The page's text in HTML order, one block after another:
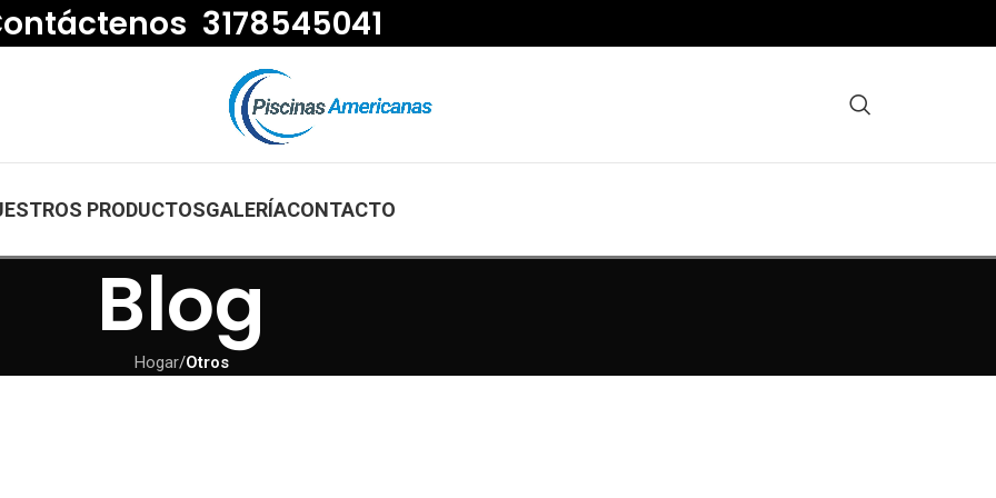
3178545041
PRODUCTOSGALERÍACONTACTO
Blog
Hogar/Otros